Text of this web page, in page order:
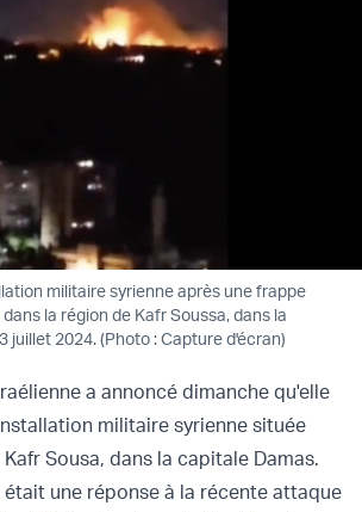
militaire syrienne après une frappe
la région de Kafr Soussa, dans la
juillet 2024. (Photo : Capture d'écran)
a annoncé dimanche qu'elle
militaire syrienne située
Sousa, dans la capitale Damas.
une réponse à la récente attaque